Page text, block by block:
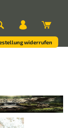
widerrufen